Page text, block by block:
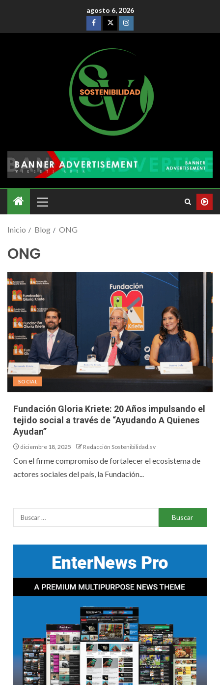
agosto 6, 2026
Inicio Blog ONG
ONG
SOCIAL
Fundación Gloria Kriete: 20 Años impulsando el
tejido social a través de “Ayudando A Quienes
Ayudan”
diciembre 18, 2025 Redacción Sostenibilidad.sv
Con el firme compromiso de fortalecer el ecosistema de
actores sociales del país, la Fundación...